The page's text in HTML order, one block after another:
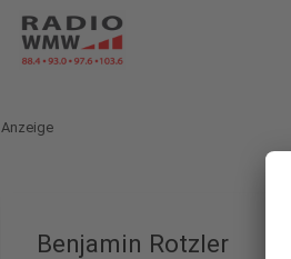
Anzeige
Benjamin Rotzler